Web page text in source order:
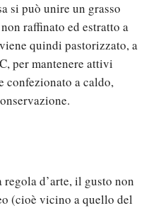
si può unire un grasso
raffinato ed estratto a
quindi pastorizzato, a
per mantenere attivi
confezionato a caldo,
d’arte, il gusto non
(cioè vicino a quello del